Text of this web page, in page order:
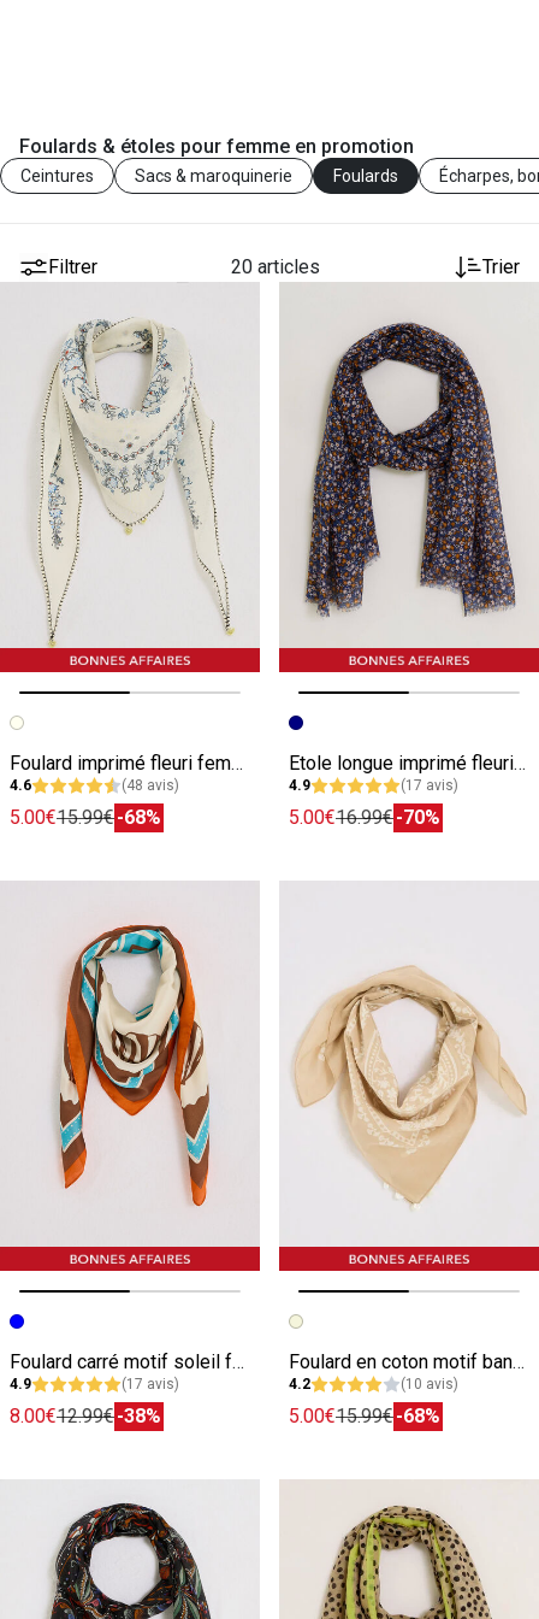
Foulards & étoles pour femme en promotion
Ceintures Sacs & maroquinerie Foulards Écharpes,
Filtrer 20 articles Trier
Image précédente
Image suivante
Foulard imprimé fleuri femme
4.6 (48 avis)
5.00€15.99€-68%
Image précédente
Image suivante
Etole longue imprimé fleuri femme
4.9 (17 avis)
5.00€16.99€-70%
Image précédente
Image suivante
Foulard carré motif soleil femme
4.9 (17 avis)
8.00€12.99€-38%
Image précédente
Image suivante
Foulard en coton motif bandana femme
4.2 (10 avis)
5.00€15.99€-68%